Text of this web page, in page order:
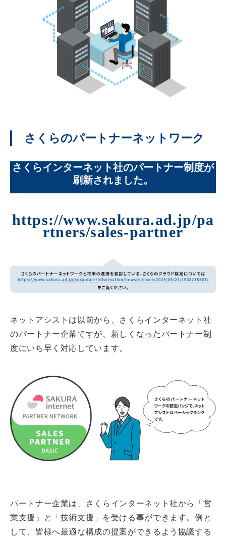
さくらのパートナーネットワーク
さくらインターネット社のパートナー制度が
刷新されました。
https://www.sakura.ad.jp/pa
rtners/sales-partner
ネットアシストは以前から、さくらインターネット社
のパートナー企業ですが、新しくなったパートナー制
度にいち早く対応しています。
パートナー企業は、さくらインターネット社から「営
業支援」と「技術支援」を受ける事ができます。例と
して、皆様へ最適な構成の提案ができるよう協議する